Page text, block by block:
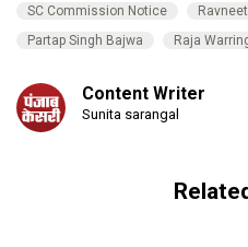
SC Commission Notice
Partap Singh Bajwa
Raja
Content Writer
Sunita sarangal